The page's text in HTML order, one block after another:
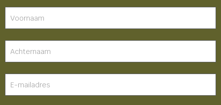
footer